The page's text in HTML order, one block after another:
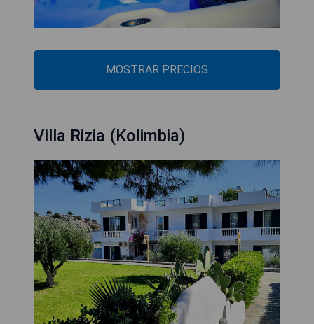
MOSTRAR PRECIOS
Villa Rizia (Kolimbia)